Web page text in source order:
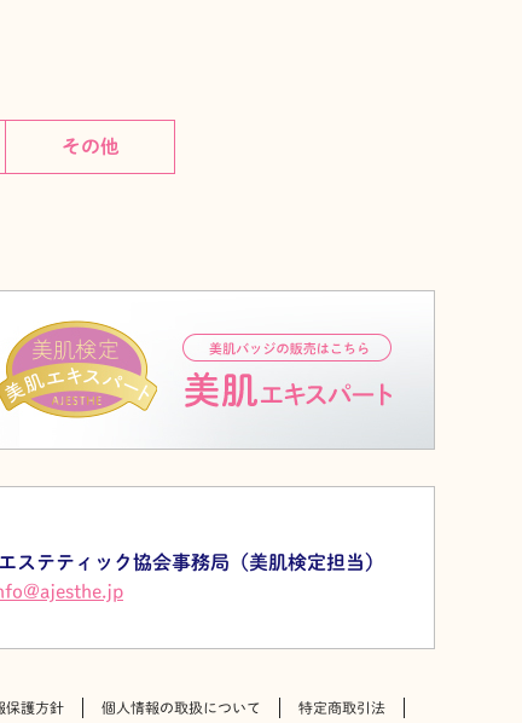
その他
ステティック協会事務局（美肌検定担当）
保護方針 個人情報の取扱について 特定商取引法